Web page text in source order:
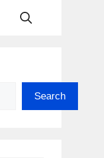
Search